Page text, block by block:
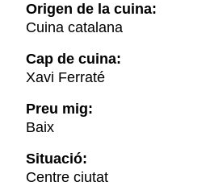
Origen de la cuina:
Cuina catalana
Cap de cuina:
Xavi Ferraté
Preu mig:
Baix
Situació:
Centre ciutat